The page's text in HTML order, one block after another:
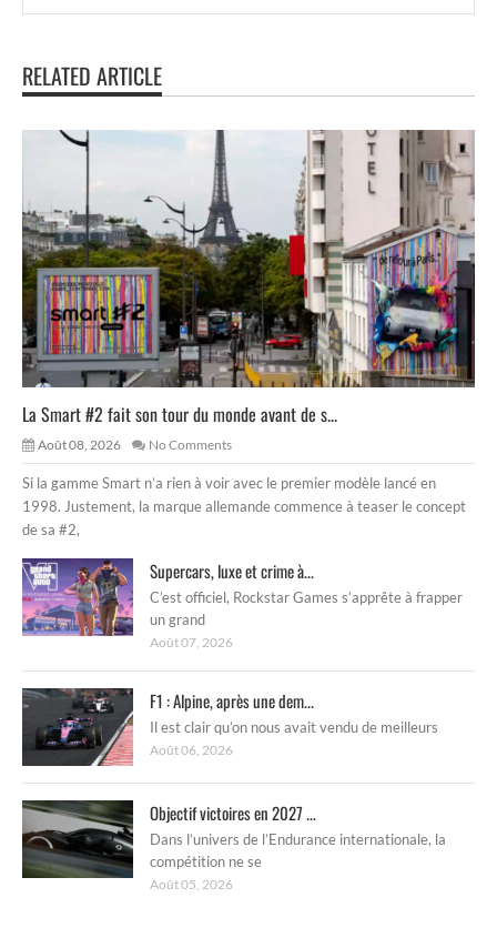
RELATED ARTICLE
La Smart #2 fait son tour du monde avant de s...
Août 08, 2026 No Comments
Si la gamme Smart n’a rien à voir avec le premier modèle lancé en
1998. Justement, la marque allemande commence à teaser le concept
de sa #2,
Supercars, luxe et crime à...
C’est officiel, Rockstar Games s’apprête à frapper
un grand
Août 07, 2026
F1 : Alpine, après une dem...
Il est clair qu’on nous avait vendu de meilleurs
Août 06, 2026
Objectif victoires en 2027 ...
Dans l’univers de l’Endurance internationale, la
compétition ne se
Août 05, 2026